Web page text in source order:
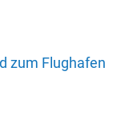
zum Flughafen